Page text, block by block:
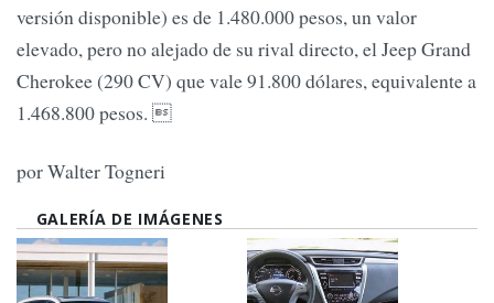
versión disponible) es de 1.480.000 pesos, un valor
elevado, pero no alejado de su rival directo, el Jeep Grand
Cherokee (290 CV) que vale 91.800 dólares, equivalente a
1.468.800 pesos. 
por Walter Togneri
GALERÍA DE IMÁGENES